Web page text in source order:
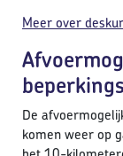
Meer over
De
komen weer op